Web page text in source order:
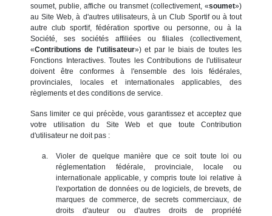
soumet, publie, affiche ou transmet (collectivement, «soumet»)
au Site Web, à d'autres utilisateurs, à un Club Sportif ou à tout
autre club sportif, fédération sportive ou personne, ou à la
Société, ses sociétés affiliées ou filiales (collectivement,
«Contributions de l'utilisateur») et par le biais de toutes les
Fonctions Interactives. Toutes les Contributions de l'utilisateur
doivent être conformes à l'ensemble des lois fédérales,
provinciales, locales et internationales applicables, des
règlements et des conditions de service.
Sans limiter ce qui précède, vous garantissez et acceptez que
votre utilisation du Site Web et que toute Contribution
d'utilisateur ne doit pas :
Violer de quelque manière que ce soit toute loi ou
réglementation fédérale, provinciale, locale ou
internationale applicable, y compris toute loi relative à
l'exportation de données ou de logiciels, de brevets, de
marques de commerce, de secrets commerciaux, de
droits d'auteur ou d'autres droits de propriété